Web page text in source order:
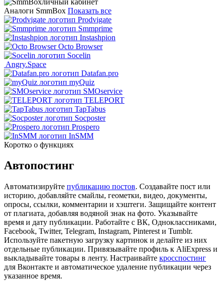
Аналоги SmmBox Показать все
Prodvigate
Smmprime
Instashpion
Octo Browser
Socelin
Angry.Space
Datafan.pro
myQuiz
SMOservice
TELEPORT
TapTabus
Socposter
Prospero
InSMM
Коротко о функциях
Автопостинг
Автоматизируйте публикацию постов. Создавайте пост или
историю, добавляйте смайлы, геометки, видео, документы,
опросы, ссылки, комментарии и хэштеги. Защищайте контент
от плагиата, добавляя водяной знак на фото. Указывайте
время и дату публикации. Работайте с ВК, Одноклассниками,
Facebook, Twitter, Telegram, Instagram, Pinterest и Tumblr.
Используйте пакетную загрузку картинок и делайте из них
отдельные публикации. Привязывайте профиль к AliExpress и
выкладывайте товары в ленту. Настраивайте кросспостинг
для Вконтакте и автоматическое удаление публикации через
указанное время.